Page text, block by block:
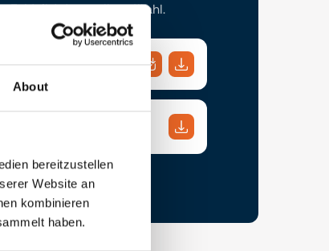
About
bereitzustellen
Website an
kombinieren
haben.
E-Mail Adresse Ihrer Wahl.